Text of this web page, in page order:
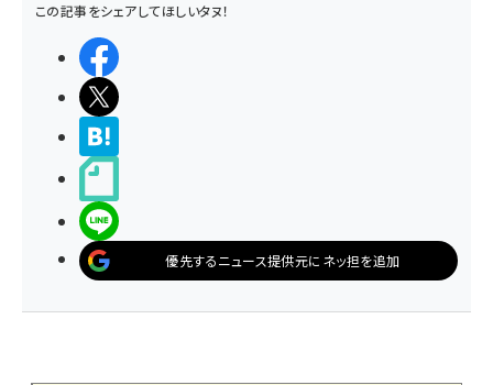
この記事をシェアしてほしいタヌ！
優先するニュース提供元にネッ担を追加